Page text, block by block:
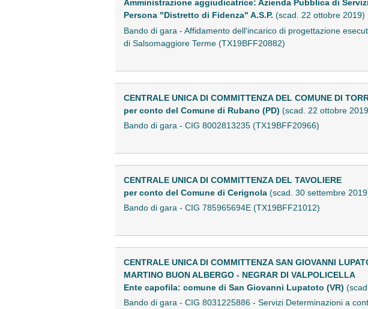
Amministrazione aggiudicatrice: Azienda Pubblica di
Persona "Distretto di Fidenza" A.S.P. (scad. 22 ottobre 2019)
Bando di gara - Affidamento dell'incarico di progettazione
di Salsomaggiore Terme (TX19BFF20882)
CENTRALE UNICA DI COMMITTENZA DEL COMUNE DI
per conto del Comune di Rubano (PD) (scad. 22 ottobre
Bando di gara - CIG 8002813235 (TX19BFF20966)
CENTRALE UNICA DI COMMITTENZA DEL TAVOLIERE
per conto del Comune di Cerignola (scad. 30 settembre
Bando di gara - CIG 785965694E (TX19BFF21012)
CENTRALE UNICA DI COMMITTENZA SAN GIOVANNI
MARTINO BUON ALBERGO - NEGRAR DI VALPOLICELLA
Ente capofila: comune di San Giovanni Lupatoto (VR)
Bando di gara - CIG 8031225886 - Servizi Determinazioni a